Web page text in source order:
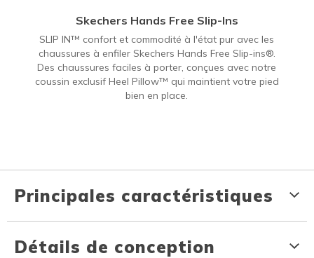
Skechers Hands Free Slip-Ins
SLIP IN™ confort et commodité à l'état pur avec les
chaussures à enfiler Skechers Hands Free Slip-ins®.
Des chaussures faciles à porter, conçues avec notre
coussin exclusif Heel Pillow™ qui maintient votre pied
bien en place.
Principales caractéristiques
Détails de conception